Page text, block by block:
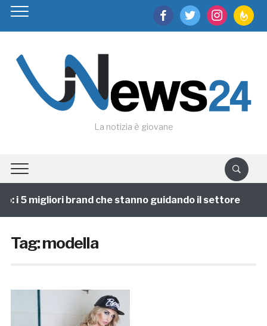
facebooktwitter instagram
La notizia è giovane
i 5 migliori brand che stanno guidando il settore
Tag:modella